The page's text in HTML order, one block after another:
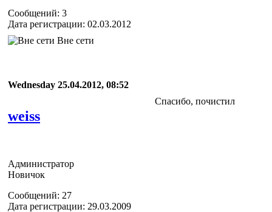
Сообщений: 3
Дата регистрации: 02.03.2012
Вне сети
Wednesday 25.04.2012, 08:52
weiss
Администратор
Новичок
Сообщений: 27
Дата регистрации: 29.03.2009
Cпасибо, почистил